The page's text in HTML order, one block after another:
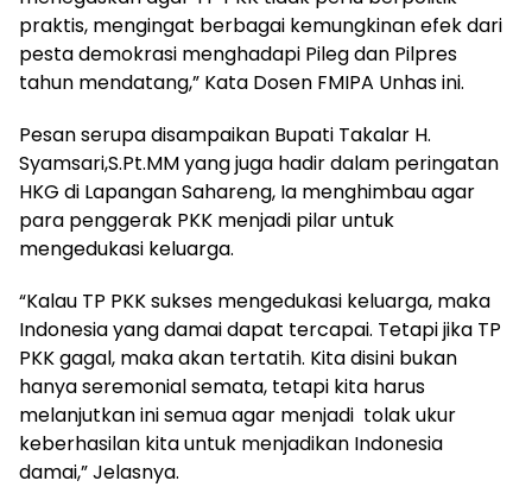
praktis, mengingat berbagai kemungkinan efek dari
pesta demokrasi menghadapi Pileg dan Pilpres
tahun mendatang,” Kata Dosen FMIPA Unhas ini.
Pesan serupa disampaikan Bupati Takalar H.
Syamsari,S.Pt.MM yang juga hadir dalam peringatan
HKG di Lapangan Sahareng, Ia menghimbau agar
para penggerak PKK menjadi pilar untuk
mengedukasi keluarga.
“Kalau TP PKK sukses mengedukasi keluarga, maka
Indonesia yang damai dapat tercapai. Tetapi jika TP
PKK gagal, maka akan tertatih. Kita disini bukan
hanya seremonial semata, tetapi kita harus
melanjutkan ini semua agar menjadi tolak ukur
keberhasilan kita untuk menjadikan Indonesia
damai,” Jelasnya.